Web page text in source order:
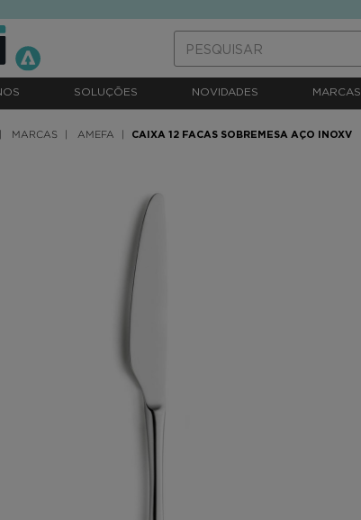
SOLUÇÕES NOVIDADES MARCAS
MARCAS AMEFA CAIXA 12 FACAS SOBREMESA AÇO INOXV